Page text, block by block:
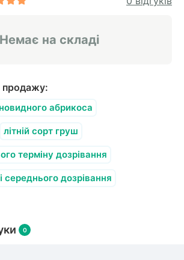
Немає на складі
продажу:
абрикоса
літній сорт груш
терміну дозрівання
середнього дозрівання
0